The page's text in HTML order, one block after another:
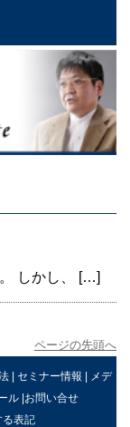
しかし、 […]
ページの先頭へ
| セミナー情報 | メデ
ル|お問い合せ
表記